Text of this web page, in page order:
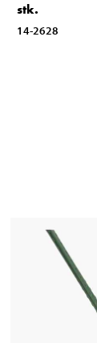
stk.
14-2628